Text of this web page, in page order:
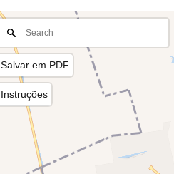
Salvar em PDF
Instruções